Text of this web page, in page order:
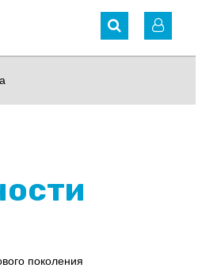
поколения